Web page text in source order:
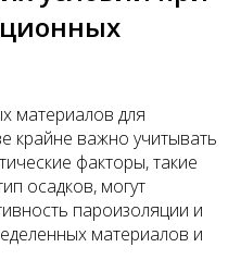
материалов для
крайне важно учитывать
факторы, такие
осадков, могут
пароизоляции и
материалов и